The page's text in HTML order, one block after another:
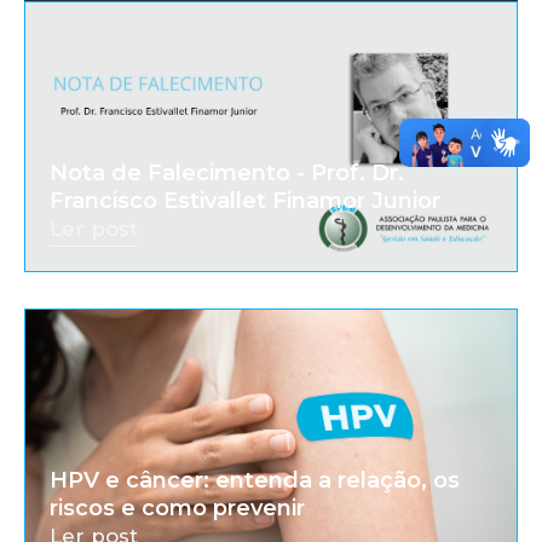
Nota de Falecimento - Prof. Dr.
Francisco Estivallet Finamor Junior
HPV e câncer: entenda a relação, os
riscos e como prevenir
Ler post